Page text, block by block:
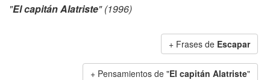
"El capitán Alatriste" (1996)
+ Frases de Escapar
+ Pensamientos de "El capitán Alatriste"